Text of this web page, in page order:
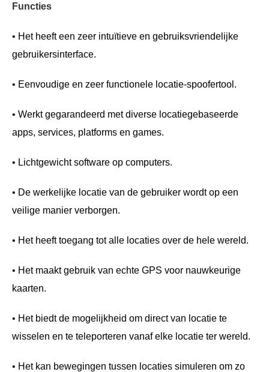
Functies
• Het heeft een zeer intuïtieve en gebruiksvriendelijke
gebruikersinterface.
• Eenvoudige en zeer functionele locatie-spoofertool.
• Werkt gegarandeerd met diverse locatiegebaseerde
apps, services, platforms en games.
• Lichtgewicht software op computers.
• De werkelijke locatie van de gebruiker wordt op een
veilige manier verborgen.
• Het heeft toegang tot alle locaties over de hele wereld.
• Het maakt gebruik van echte GPS voor nauwkeurige
kaarten.
• Het biedt de mogelijkheid om direct van locatie te
wisselen en te teleporteren vanaf elke locatie ter wereld.
• Het kan bewegingen tussen locaties simuleren om zo